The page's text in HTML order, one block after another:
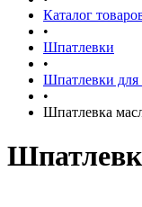
Каталог
•
Шпатлевки
•
Шпатлевки для
•
Шпатлевка